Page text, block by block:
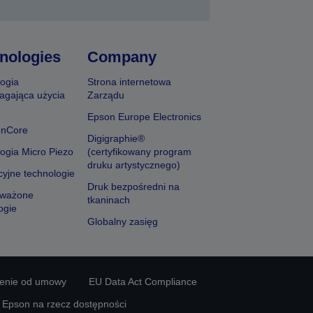
użycia
Micro Piezo
technologie
Company
Strona internetowa
Zarządu
Epson Europe Electronics
Digigraphie®
(certyfikowany program
druku artystycznego)
Druk bezpośredni na
tkaninach
Globalny zasięg
od umowy
EU Data Act Compliance
Epson na rzecz dostępności